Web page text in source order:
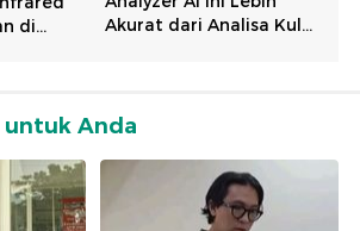
untuk Anda